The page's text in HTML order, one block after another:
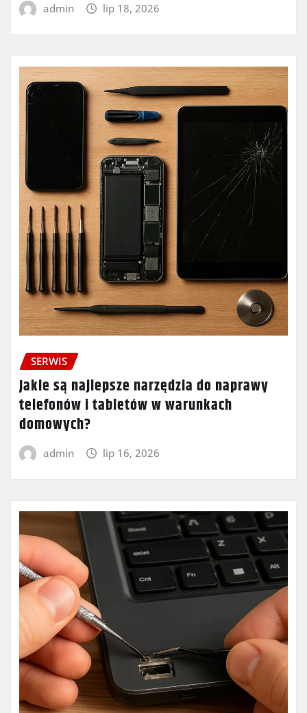
admin lip 18, 2026
SERWIS
Jakie są najlepsze narzędzia do naprawy
telefonów i tabletów w warunkach
domowych?
admin lip 16, 2026